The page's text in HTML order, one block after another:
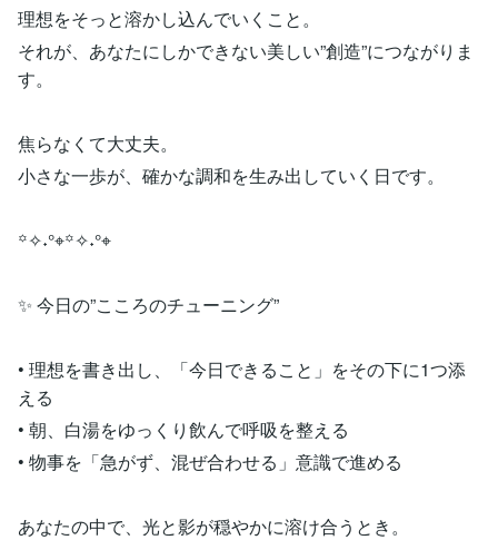
理想をそっと溶かし込んでいくこと。
それが、あなたにしかできない美しい”創造”につながりま
す。
焦らなくて大丈夫。
小さな一歩が、確かな調和を生み出していく日です。
꙳✧˖°⌖꙳✧˖°⌖
✨ 今日の”こころのチューニング”
• 理想を書き出し、「今日できること」をその下に1つ添
える
• 朝、白湯をゆっくり飲んで呼吸を整える
• 物事を「急がず、混ぜ合わせる」意識で進める
あなたの中で、光と影が穏やかに溶け合うとき。